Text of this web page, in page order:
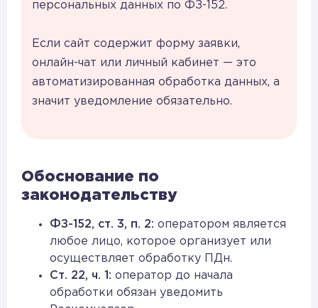
персональных данных по ФЗ-152.
Если сайт содержит форму заявки,
онлайн-чат или личный кабинет — это
автоматизированная обработка данных, а
значит уведомление обязательно.
Обоснование по
законодательству
ФЗ-152, ст. 3, п. 2: оператором является
любое лицо, которое организует или
осуществляет обработку ПДн.
Ст. 22, ч. 1: оператор до начала
обработки обязан уведомить